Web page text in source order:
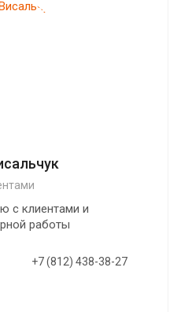
с клиентами и
работы
+7 (812) 438-38-27